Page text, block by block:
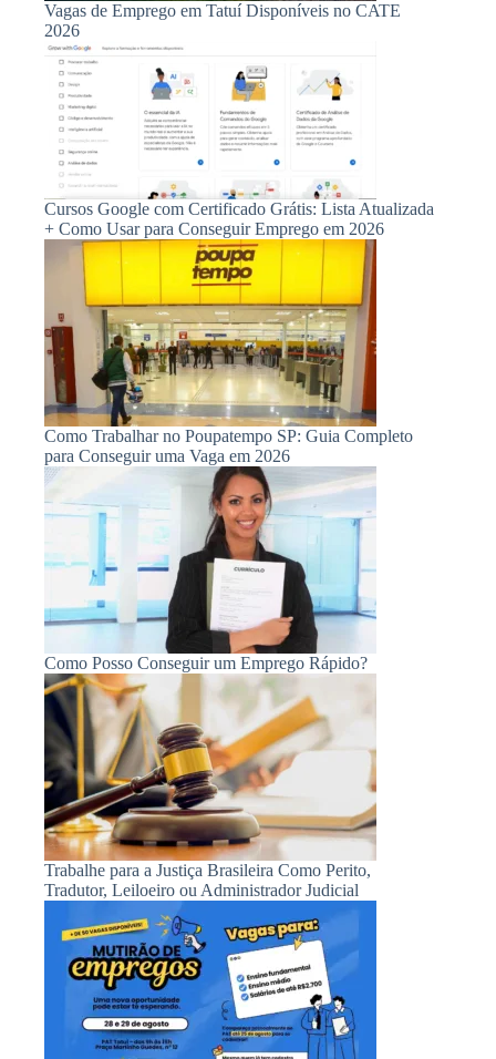
Vagas de Emprego em Tatuí Disponíveis no CATE
2026
Cursos Google com Certificado Grátis: Lista Atualizada
+ Como Usar para Conseguir Emprego em 2026
Como Trabalhar no Poupatempo SP: Guia Completo
para Conseguir uma Vaga em 2026
Como Posso Conseguir um Emprego Rápido?
Trabalhe para a Justiça Brasileira Como Perito,
Tradutor, Leiloeiro ou Administrador Judicial